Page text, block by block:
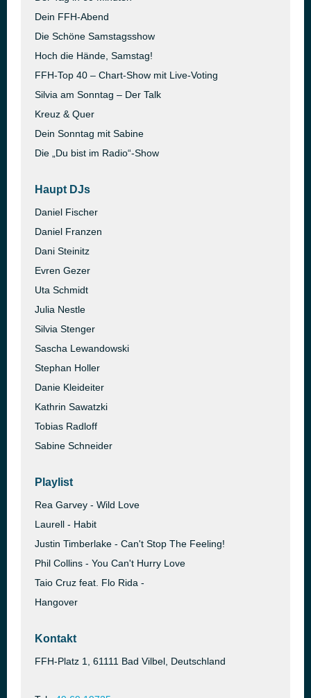
Dein FFH-Abend
Die Schöne Samstagsshow
Hoch die Hände, Samstag!
FFH-Top 40 – Chart-Show mit Live-Voting
Silvia am Sonntag – Der Talk
Kreuz & Quer
Dein Sonntag mit Sabine
Die „Du bist im Radio“-Show
Haupt DJs
Daniel Fischer
Daniel Franzen
Dani Steinitz
Evren Gezer
Uta Schmidt
Julia Nestle
Silvia Stenger
Sascha Lewandowski
Stephan Holler
Danie Kleideiter
Kathrin Sawatzki
Tobias Radloff
Sabine Schneider
Playlist
Rea Garvey - Wild Love
Laurell - Habit
Justin Timberlake - Can't Stop The Feeling!
Phil Collins - You Can't Hurry Love
Taio Cruz feat. Flo Rida -
Hangover
Kontakt
FFH-Platz 1, 61111 Bad Vilbel, Deutschland